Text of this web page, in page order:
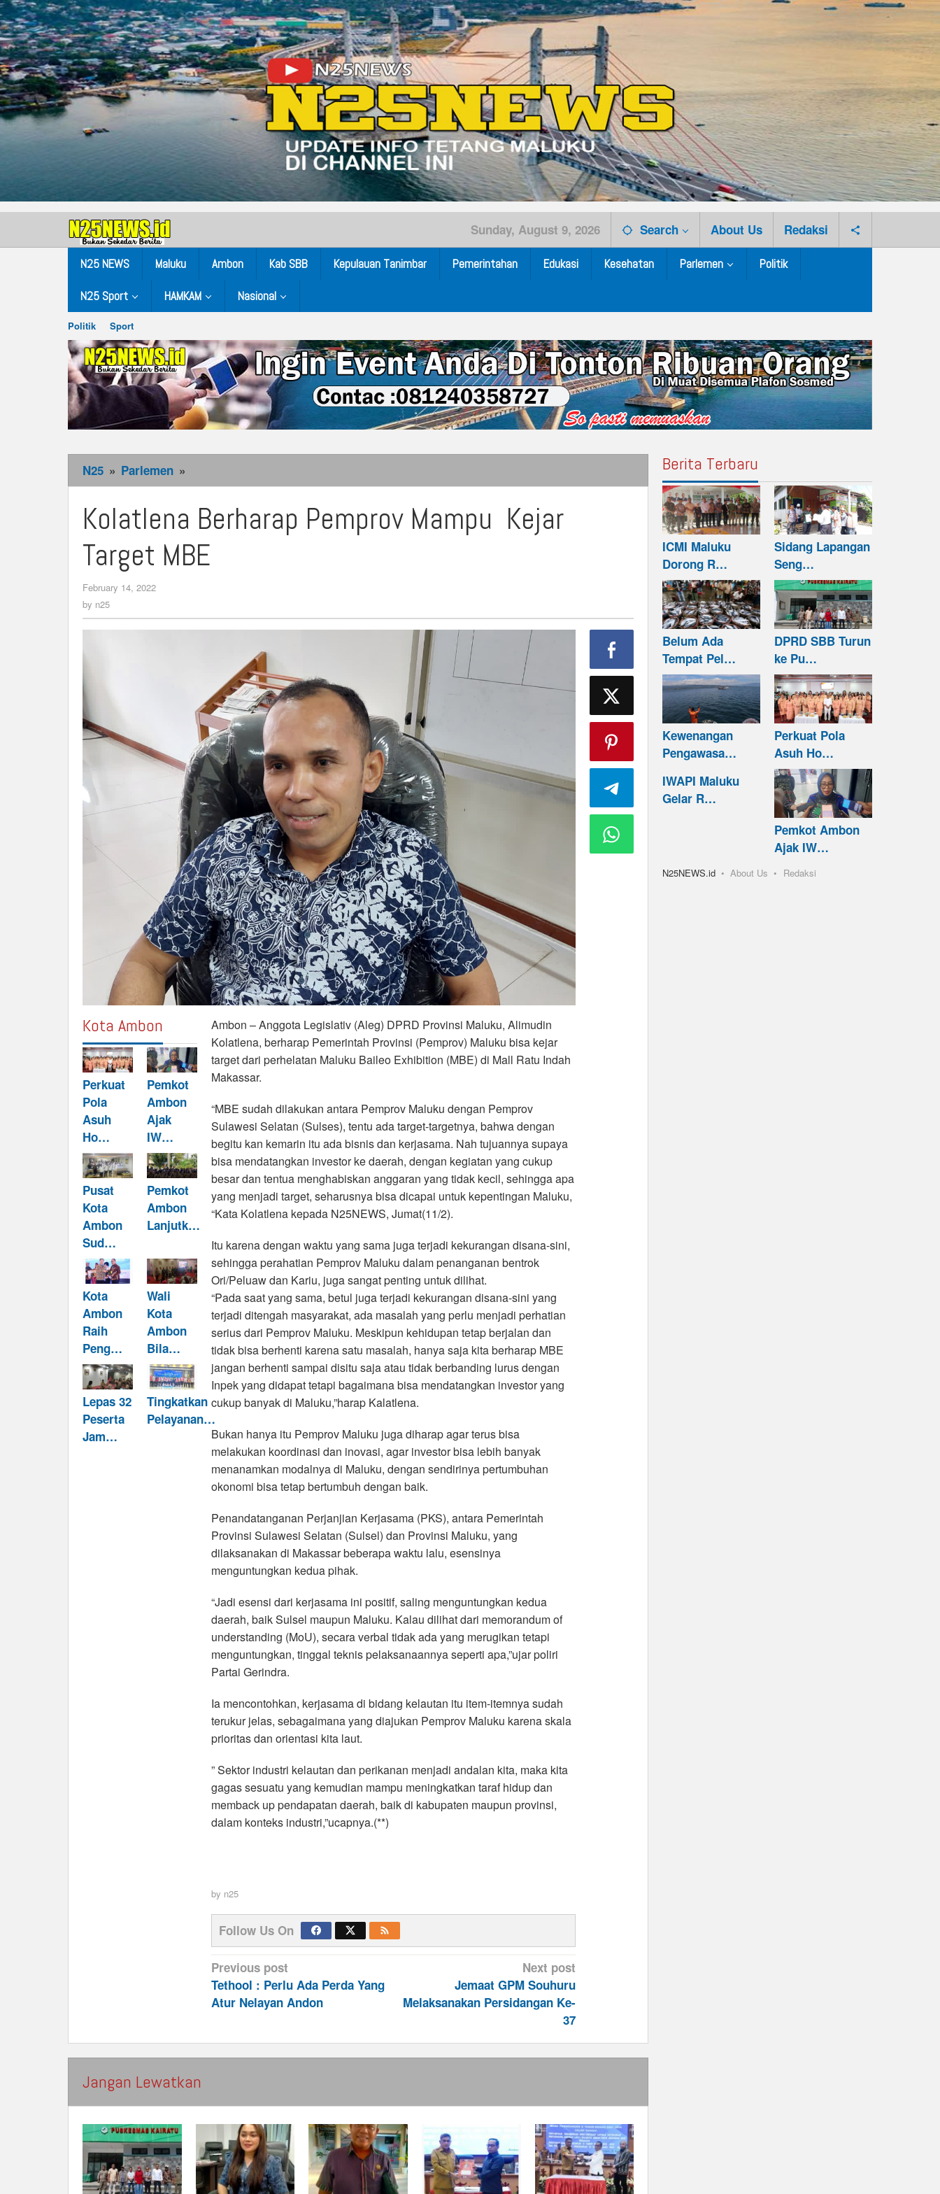
Sunday, August 9, 2026 Search About Us Redaksi
N25 NEWS Maluku Ambon Kab SBB Kepulauan Tanimbar Pemerintahan Edukasi Kesehatan Parlemen Politik
N25 Sport HAMKAM Nasional
Politik Sport
N25 » Parlemen »
Berharap
Pemprov
Mampu
Target
Kolatlena Berharap Pemprov Mampu Kejar
Target MBE
February 14, 2022
by n25
Kota Ambon
Perkuat
Pola
Asuh
Ho…
Pemkot
Ambon
Ajak
IW…
Pusat
Kota
Ambon
Sud…
Pemkot
Ambon
Lanjutk…
Kota
Ambon
Raih
Peng…
Wali
Kota
Ambon
Bila…
Lepas 32
Peserta
Jam…
Tingkatkan
Pelayanan…
Ambon – Anggota Legislativ (Aleg) DPRD Provinsi Maluku, Alimudin
Kolatlena, berharap Pemerintah Provinsi (Pemprov) Maluku bisa kejar
target dari perhelatan Maluku Baileo Exhibition (MBE) di Mall Ratu Indah
Makassar.
“MBE sudah dilakukan antara Pemprov Maluku dengan Pemprov
Sulawesi Selatan (Sulses), tentu ada target-targetnya, bahwa dengan
begitu kan kemarin itu ada bisnis dan kerjasama. Nah tujuannya supaya
bisa mendatangkan investor ke daerah, dengan kegiatan yang cukup
besar dan tentua menghabiskan anggaran yang tidak kecil, sehingga apa
yang menjadi target, seharusnya bisa dicapai untuk kepentingan Maluku,
“Kata Kolatlena kepada N25NEWS, Jumat(11/2).
Itu karena dengan waktu yang sama juga terjadi kekurangan disana-sini,
sehingga perahatian Pemprov Maluku dalam penanganan bentrok
Ori/Peluaw dan Kariu, juga sangat penting untuk dilihat.
“Pada saat yang sama, betul juga terjadi kekurangan disana-sini yang
terjadi ditengah masyarakat, ada masalah yang perlu menjadi perhatian
serius dari Pemprov Maluku. Meskipun kehidupan tetap berjalan dan
tidak bisa berhenti karena satu masalah, hanya saja kita berharap MBE
jangan berhenti sampai disitu saja atau tidak berbanding lurus dengan
Inpek yang didapat tetapi bagaimana bisa mendatangkan investor yang
cukup banyak di Maluku,”harap Kalatlena.
Bukan hanya itu Pemprov Maluku juga diharap agar terus bisa
melakukan koordinasi dan inovasi, agar investor bisa lebih banyak
menanamkan modalnya di Maluku, dengan sendirinya pertumbuhan
okonomi bisa tetap bertumbuh dengan baik.
Penandatanganan Perjanjian Kerjasama (PKS), antara Pemerintah
Provinsi Sulawesi Selatan (Sulsel) dan Provinsi Maluku, yang
dilaksanakan di Makassar beberapa waktu lalu, esensinya
menguntungkan kedua pihak.
“Jadi esensi dari kerjasama ini positif, saling menguntungkan kedua
daerah, baik Sulsel maupun Maluku. Kalau dilihat dari memorandum of
understanding (MoU), secara verbal tidak ada yang merugikan tetapi
menguntungkan, tinggal teknis pelaksanaannya seperti apa,”ujar poliri
Partai Gerindra.
Ia mencontohkan, kerjasama di bidang kelautan itu item-itemnya sudah
terukur jelas, sebagaimana yang diajukan Pemprov Maluku karena skala
prioritas dan orientasi kita laut.
” Sektor industri kelautan dan perikanan menjadi andalan kita, maka kita
gagas sesuatu yang kemudian mampu meningkatkan taraf hidup dan
memback up pendapatan daerah, baik di kabupaten maupun provinsi,
dalam konteks industri,”ucapnya.(**)
by n25
Follow Us On
Post
navigation
Previous post
Tethool : Perlu Ada Perda Yang
Atur Nelayan Andon
Next post
Jemaat GPM Souhuru
Melaksanakan Persidangan Ke-
37
Jangan Lewatkan
Berita Terbaru
ICMI Maluku
Dorong R…
Sidang Lapangan
Seng…
Belum Ada
Tempat Pel…
DPRD SBB Turun
ke Pu…
Kewenangan
Pengawasa…
Perkuat Pola
Asuh Ho…
IWAPI Maluku
Gelar R…
Pemkot Ambon
Ajak IW…
N25NEWS.id About Us Redaksi